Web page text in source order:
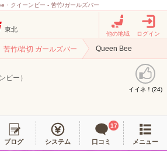
・クイーンビー - 苦竹/ガールズバー
東北
他の地域 ログイン
苦竹/岩切 ガールズバー Queen Bee
ビー）
イイネ！(24)
ブログ システム 口コミ
17
メニュー